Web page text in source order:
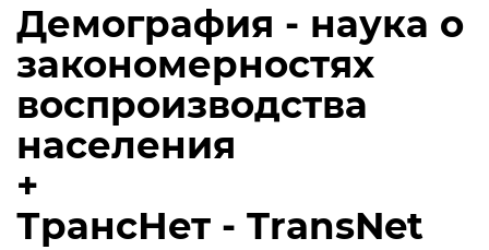
Демография - наука о
закономерностях
воспроизводства
населения
+
ТрансНет - TransNet